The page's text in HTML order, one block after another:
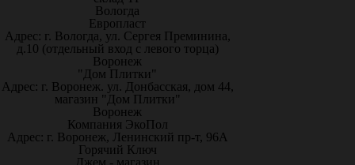
Вологда
Европласт
Адрес: г. Вологда, ул. Сергея Преминина,
д.10 (отдельный вход с левого торца)
Воронеж
"Дом Плитки"
Адрес: г. Воронеж. ул. Донбасская, дом 44,
магазин "Дом Плитки"
Воронеж
Компания ЭкоПол
Адрес: г. Воронеж, Ленинский пр-т, 96А
Горячий Ключ
Джем - магазин